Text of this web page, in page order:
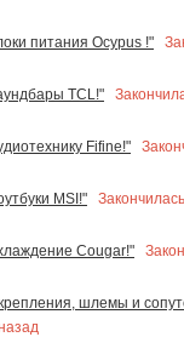
питания Ocypus !"
TCL!"
Fifine!"
MSI!"
Закончилась
Cougar!"
шлемы и